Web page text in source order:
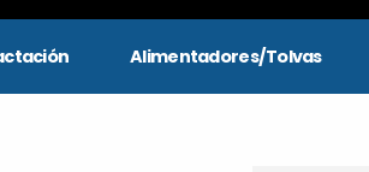
Alimentadores/Tolvas